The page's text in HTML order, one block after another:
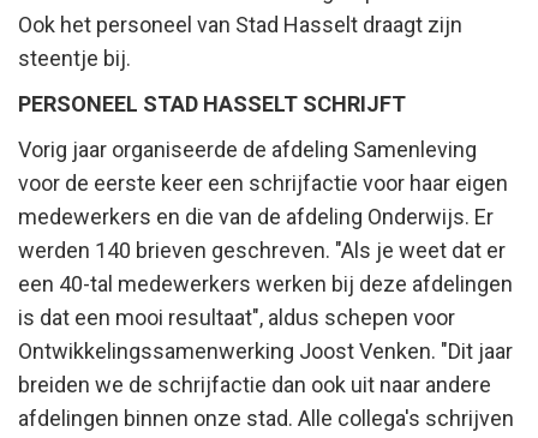
Ook het personeel van Stad Hasselt draagt zijn
steentje bij.
PERSONEEL STAD HASSELT SCHRIJFT
Vorig jaar organiseerde de afdeling Samenleving
voor de eerste keer een schrijfactie voor haar eigen
medewerkers en die van de afdeling Onderwijs. Er
werden 140 brieven geschreven. "Als je weet dat er
een 40-tal medewerkers werken bij deze afdelingen
is dat een mooi resultaat", aldus schepen voor
Ontwikkelingssamenwerking Joost Venken. "Dit jaar
breiden we de schrijfactie dan ook uit naar andere
afdelingen binnen onze stad. Alle collega's schrijven